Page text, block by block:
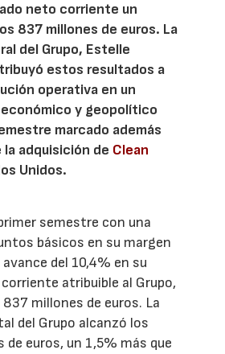
neto corriente un
837 millones de euros. La
del Grupo, Estelle
estos resultados a
operativa en un
y geopolítico
marcado además
adquisición de Clean
Unidos.
semestre con una
básicos en su margen
avance del 10,4% en su
atribuible al Grupo,
millones de euros. La
del Grupo alcanzó los
de euros, un 1,5% más que